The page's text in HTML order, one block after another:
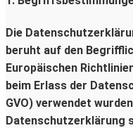
Die
beruht auf den
Europäischen
beim Erlass der
GVO) verwendet
Datenschutzerklärung